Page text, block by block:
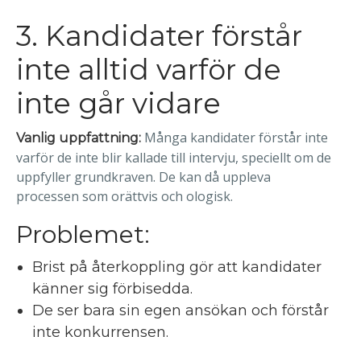
3. Kandidater förstår
inte alltid varför de
inte går vidare
Vanlig uppfattning: Många kandidater förstår inte
varför de inte blir kallade till intervju, speciellt om de
uppfyller grundkraven. De kan då uppleva
processen som orättvis och ologisk.
Problemet:
Brist på återkoppling gör att kandidater
känner sig förbisedda.
De ser bara sin egen ansökan och förstår
inte konkurrensen.